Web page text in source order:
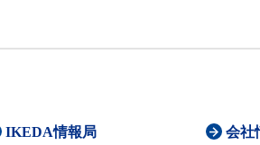
IKEDA情報局 会社